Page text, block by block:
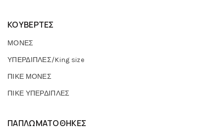
ΚΟΥΒΕΡΤΕΣ
ΜΟΝΕΣ
ΥΠΕΡΔΙΠΛΕΣ/King size
ΠΙΚΕ ΜΟΝΕΣ
ΠΙΚΕ ΥΠΕΡΔΙΠΛΕΣ
ΠΑΠΛΩΜΑΤΟΘΗΚΕΣ